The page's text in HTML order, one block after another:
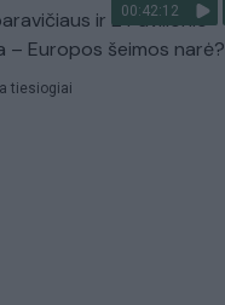
00:42:12
ir Ž Pavilionio
– Europos šeimos narė?
tiesiogiai